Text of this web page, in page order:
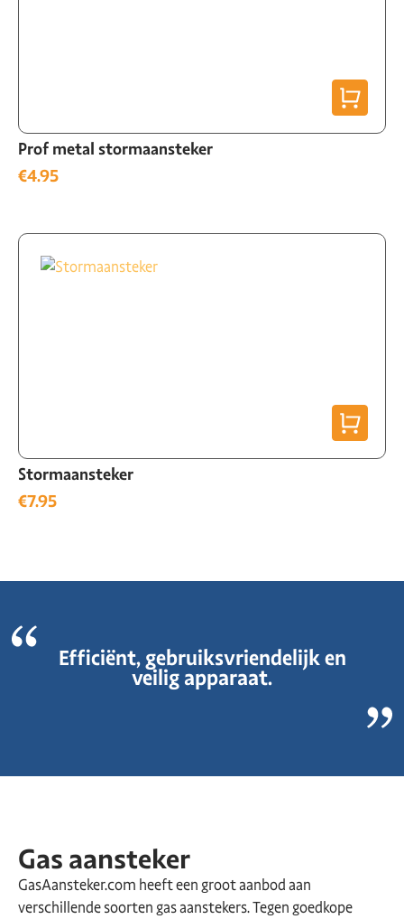
Prof metal stormaansteker
€4.95
Stormaansteker
€7.95
Efficiënt, gebruiksvriendelijk en
veilig apparaat.
Gas aansteker
GasAansteker.com heeft een groot aanbod aan
verschillende soorten gas aanstekers. Tegen goedkope